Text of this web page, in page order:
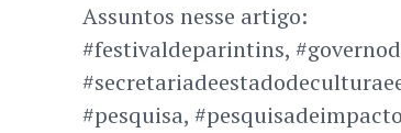
Assuntos nesse artigo:
#festivaldeparintins,
#pesquisa,